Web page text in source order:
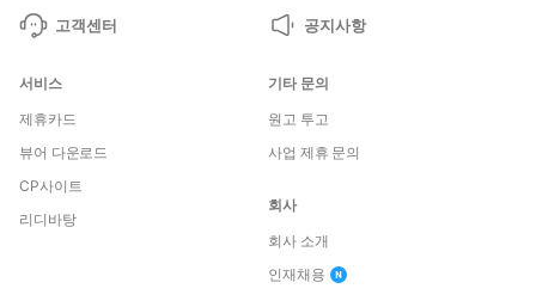
고객센터 공지사항
서비스
제휴카드
뷰어 다운로드
CP사이트
리디바탕
기타 문의
원고 투고
사업 제휴 문의
회사
회사 소개
인재채용